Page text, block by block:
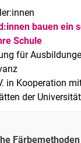
bauen ein
Schule
für
in Kooperation
der
Färbemethoden